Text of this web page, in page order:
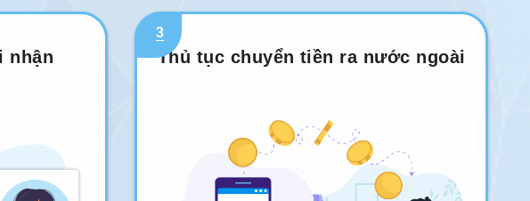
nhận
3
Thủ tục chuyển tiền ra nước ngoài